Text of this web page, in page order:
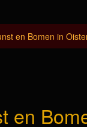
en Bomen in
en